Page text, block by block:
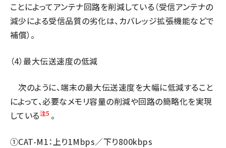
ことによってアンテナ回路を削減している（受信アンテナの
減少による受信品質の劣化は、カバレッジ拡張機能などで
補償）。
（4）最大伝送速度の低減
次のように、端末の最大伝送速度を大幅に低減すること
によって、必要なメモリ容量の削減や回路の簡略化を実現
している注5 。
①CAT-M1：上り1Mbps／下り800kbps